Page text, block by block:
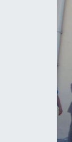
TEKNOLOJİ